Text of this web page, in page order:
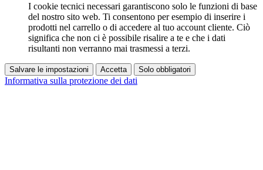
I cookie tecnici necessari garantiscono solo le funzioni di base
del nostro sito web. Ti consentono per esempio di inserire i
prodotti nel carrello o di accedere al tuo account cliente. Ciò
significa che non ci è possibile risalire a te e che i dati
risultanti non verranno mai trasmessi a terzi.
Salvare le impostazioni Accetta Solo obbligatori
Informativa sulla protezione dei dati